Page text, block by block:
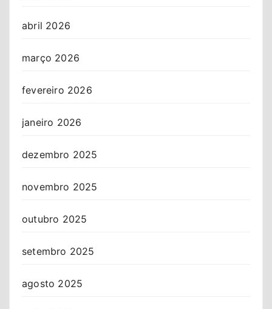
abril 2026
março 2026
fevereiro 2026
janeiro 2026
dezembro 2025
novembro 2025
outubro 2025
setembro 2025
agosto 2025